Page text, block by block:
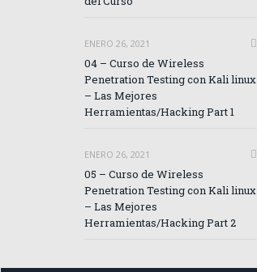
ENERO 26, 2021
04 – Curso de Wireless
Penetration Testing con Kali linux
– Las Mejores
Herramientas/Hacking Part 1
ENERO 26, 2021
05 – Curso de Wireless
Penetration Testing con Kali linux
– Las Mejores
Herramientas/Hacking Part 2